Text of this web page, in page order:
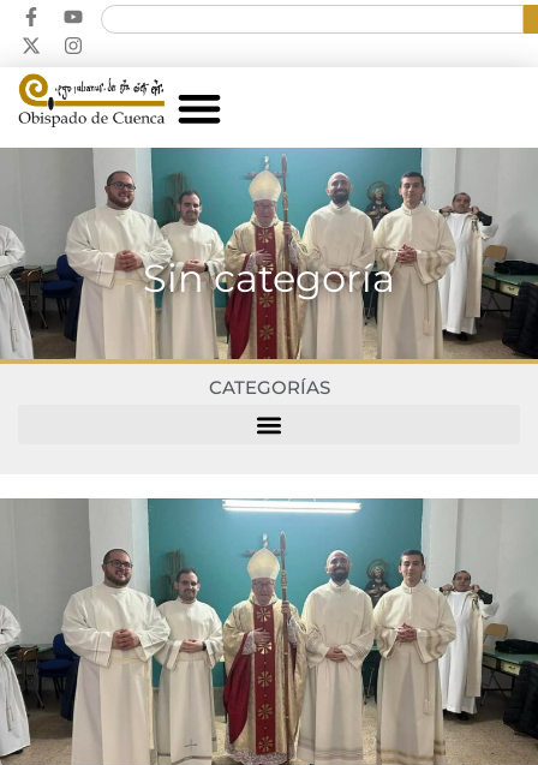
Sin categoría
CATEGORÍAS